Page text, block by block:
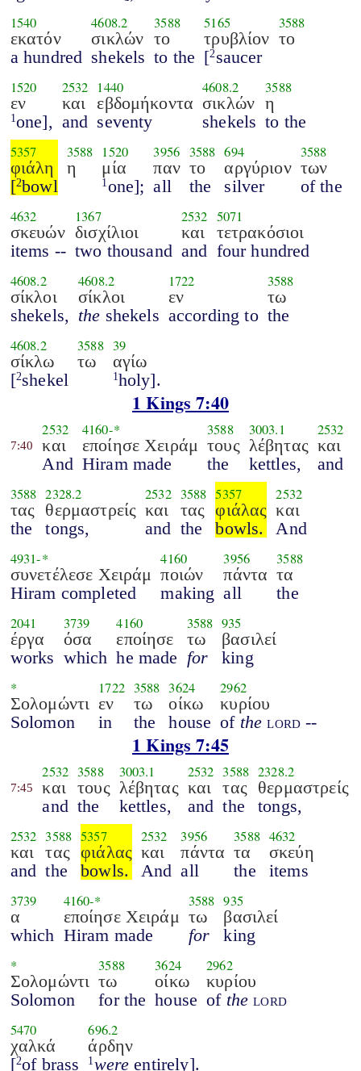
1540
εκατόν
a hundred
4608.2
σικλών
shekels
3588
το
to the
5165
τρυβλίον
[2 saucer
3588
το
1520
εν
1 one],
2532
και
and
1440
εβδομήκοντα
seventy
4608.2
σικλών
shekels
3588
η
to the
5357
φιάλη
[2bowl
3588
η
1520
μία
1 one];
3956
παν
all
3588
το
the
694
αργύριον
silver
3588
των
of the
4632
σκευών
items --
1367
δισχίλιοι
two thousand
2532
και
and
5071
τετρακόσιοι
four hundred
4608.2
σίκλοι
shekels,
4608.2
σίκλοι
the shekels
1722
εν
according to
3588
τω
the
4608.2
σίκλω
[2shekel
3588
τω
39
αγίω
1 holy].
1 Kings 7:40
7:40
2532
και
And
4160-*
εποίησε Χειράμ
Hiram made
3588
τους
the
3003.1
λέβητας
kettles,
2532
και
and
3588
τας
the
2328.2
θερμαστρείς
tongs,
2532
και
and
3588
τας
the
5357
φιάλας
bowls.
2532
και
And
4931-*
συνετέλεσε Χειράμ
Hiram completed
4160
ποιών
making
3956
πάντα
all
3588
τα
the
2041
έργα
works
3739
όσα
which
4160
εποίησε
he made
3588
τω
for
935
βασιλεί
king
*
Σολομώντι
Solomon
1722
εν
in
3588
τω
the
3624
οίκω
house
2962
κυρίου
of the lord --
1 Kings 7:45
7:45
2532
και
and
3588
τους
the
3003.1
λέβητας
kettles,
2532
και
and
3588
τας
the
2328.2
θερμαστρείς
tongs,
2532
και
and
3588
τας
the
5357
φιάλας
bowls.
2532
και
And
3956
πάντα
all
3588
τα
the
4632
σκεύη
items
3739
α
which
4160-*
εποίησε Χειράμ
Hiram made
3588
τω
for
935
βασιλεί
king
*
Σολομώντι
Solomon
3588
τω
for the
3624
οίκω
house
2962
κυρίου
of the lord
5470
χαλκά
[2of brass
696.2
άρδην
1 were entirely].